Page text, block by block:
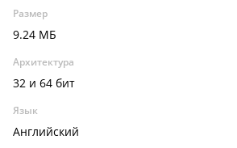
Размер
9.24 МБ
Архитектура
32 и 64 бит
Язык
Английский